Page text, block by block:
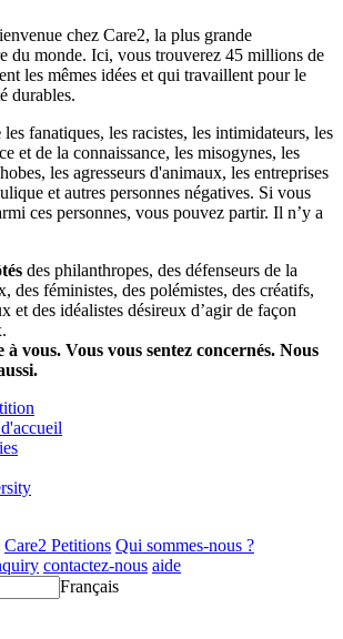
chez Care2, la plus grande
du monde. Ici, vous trouverez 45 millions de
les mêmes idées et qui travaillent pour le
durables.
les fanatiques, les racistes, les intimidateurs, les
et de la connaissance, les misogynes, les
les agresseurs d'animaux, les entreprises
et autres personnes négatives. Si vous
ces personnes, vous pouvez partir. Il n’y a
des philanthropes, des défenseurs de la
des féministes, des polémistes, des créatifs,
et des idéalistes désireux d’agir de façon
à vous. Vous vous sentez concernés. Nous
Care2 Petitions Qui sommes-nous ?
contactez-nous aide
Français